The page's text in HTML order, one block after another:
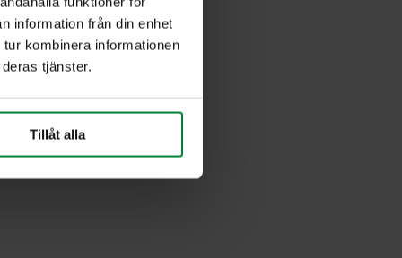
information från din enhet
kombinera informationen
tjänster.
Tillåt alla